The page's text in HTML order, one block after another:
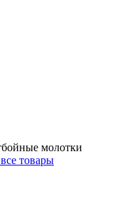
молотки
товары